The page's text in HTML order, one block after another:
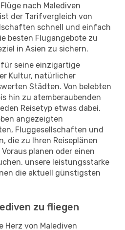
nach Malediven
der Tarifvergleich von
schnell und einfach
besten Flugangebote zu
in Asien zu sichern.
seine einzigartige
Kultur, natürlicher
Städten. Von belebten
hin zu atemberaubenden
Reisetyp etwas dabei.
angezeigten
Fluggesellschaften und
die zu Ihren Reiseplänen
Voraus planen oder einen
unsere leistungsstarke
die aktuell günstigsten
zu fliegen
Herz von Malediven